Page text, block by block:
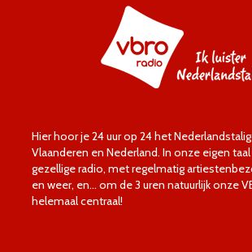
Hier hoor je 24 uur op 24 het
Vlaanderen en Nederland. In onze eigen
gezellige radio, met regelmatig
en weer, en… om de 3 uren natuurlijk onze
helemaal centraal!